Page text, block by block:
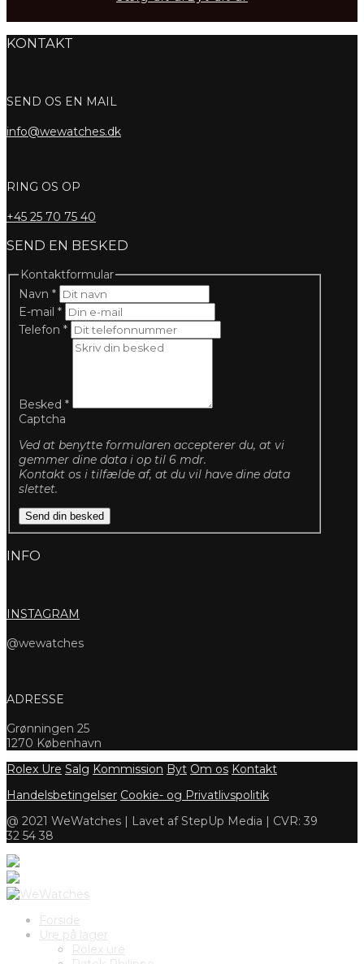
KONTAKT
SEND OS EN MAIL
info@wewatches.dk
RING OS OP
+45 25 70 75 40
SEND EN BESKED
Kontaktformular
Navn *
E-mail *
Telefon *
Besked *
Captcha
Ved at benytte formularen accepterer du, at vi
gemmer dine data i op til 6 mdr.
Kontakt os i tilfælde af, at du vil have dine data
slettet.
Send din besked
INFO
INSTAGRAM
@wewatches
ADRESSE
Grønningen 25
1270 København
Rolex Ure Salg Kommission Byt Om os Kontakt
Handelsbetingelser Cookie- og Privatlivspolitik
@ 2021 WeWatches | Lavet af StepUp Media | CVR: 39
32 54 38
Forside
Ure på lager
Rolex ure